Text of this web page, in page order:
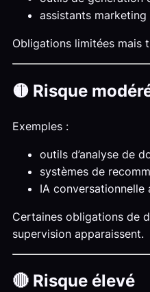
assistants marketing
Obligations limitées mais
🟡 Risque
Exemples :
outils d’analyse de
systèmes de
IA conversationnelle
Certaines obligations de
supervision apparaissent.
🔴 Risque élevé